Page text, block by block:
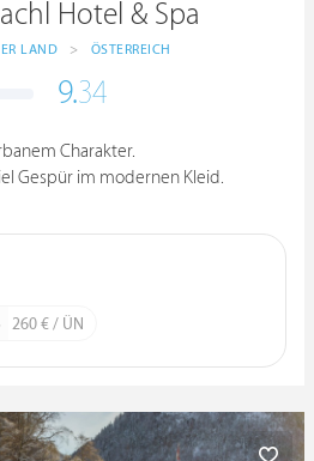
Hotel & Spa
LAND > ÖSTERREICH
9.34
Charakter.
Gespür im modernen Kleid.
260 € / ÜN